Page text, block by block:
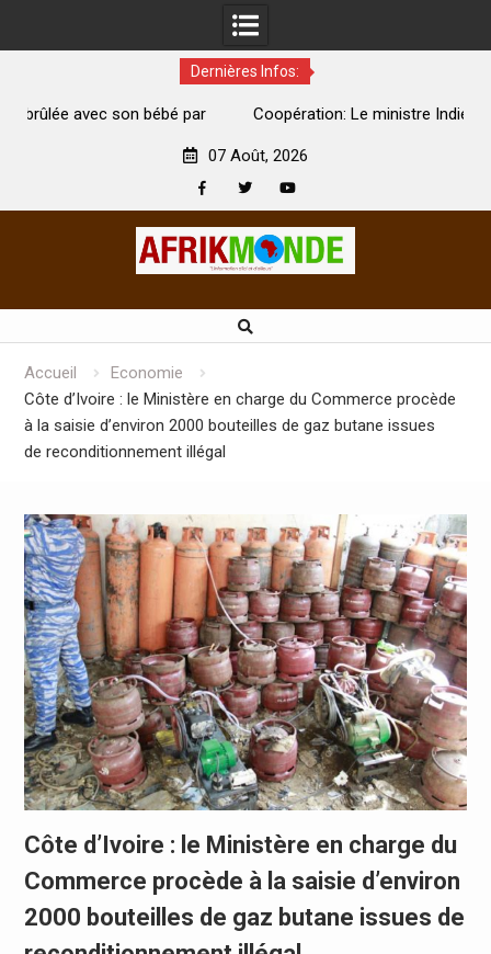
Dernières Infos:
par
Coopération: Le ministre Indien Kirti Vardhan Singh à
07 Août, 2026
Accueil
Economie
Côte d’Ivoire : le Ministère en charge du Commerce procède
à la saisie d’environ 2000 bouteilles de gaz butane issues
de reconditionnement illégal
Côte d’Ivoire : le Ministère en charge du
Commerce procède à la saisie d’environ
2000 bouteilles de gaz butane issues de